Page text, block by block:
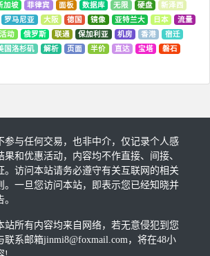
加坡 菲律宾 面板 数据库 无限 硬盘
新泽西
罗马尼亚 大阪 德国 镜像 亚特兰大 日本
流量
活动 俄罗斯 联通 保加利亚 机房 香港
宿迁
国洛杉矶 解析 页面 半价 直达 宝塔
磐石
参与任何交易，也非中介，仅记录个人感
和优惠活动，内容均不作直接、间接、
。访问本站请务必遵守有关互联网的相关
。一旦您访问本站，即表示您已经知晓并
站所有内容均来自网络，若无意侵犯到您
联系邮箱jinmi8@foxmail.com，将在48小